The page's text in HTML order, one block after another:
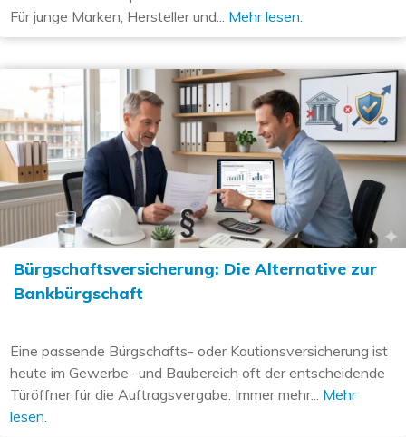
Für junge Marken, Hersteller und... Mehr lesen.
Bürgschaftsversicherung: Die Alternative zur
Bankbürgschaft
Eine passende Bürgschafts- oder Kautionsversicherung ist
heute im Gewerbe- und Baubereich oft der entscheidende
Türöffner für die Auftragsvergabe. Immer mehr... Mehr
lesen.